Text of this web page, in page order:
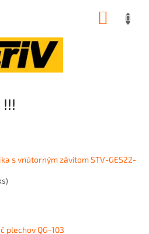
!!!
s vnútorným závitom STV-GES22-
plechov QG-103